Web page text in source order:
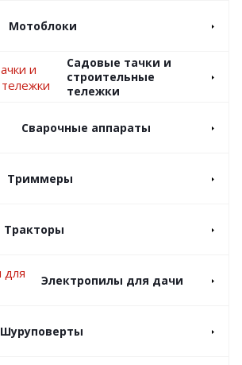
Мотоблоки
Садовые тачки и
строительные
тележки
Сварочные аппараты
Триммеры
Тракторы
Электропилы для дачи
Шуруповерты